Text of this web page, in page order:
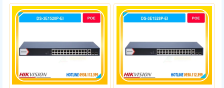
Gigabit và 2 cổng quang SFP mở
rộng linh hoạt. Hỗ trợ truyền PoE
xa tối đa lên đến 300 mét.
thông chuyển mạch đạt 68 Gbps
mạnh mẽ.